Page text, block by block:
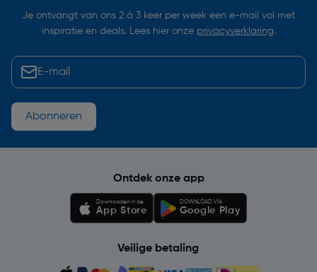
Je ontvangt van ons 2 à 3 keer per week een e-mail vol met
inspiratie en deals. Lees hier onze privacyverklaring.
Abonneren
Ontdek onze app
Downloaden in de
App Store
DOWNLOAD VIA
Google Play
Veilige betaling